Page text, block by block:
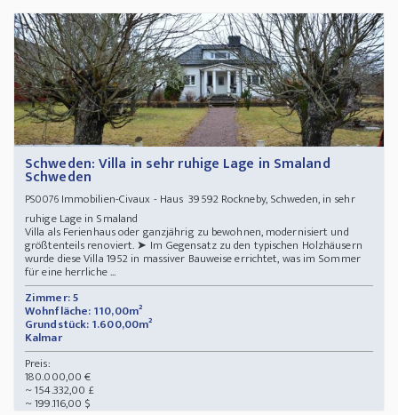
Schweden: Villa in sehr ruhige Lage in Smaland
Schweden
PS0076Immobilien-Civaux - Haus 39592 Rockneby, Schweden, in sehr
ruhige Lage in Smaland
Villa als Ferienhaus oder ganzjährig zu bewohnen, modernisiert und
größtenteils renoviert. ➤ Im Gegensatz zu den typischen Holzhäusern
wurde diese Villa 1952 in massiver Bauweise errichtet, was im Sommer
für eine herrliche ...
Zimmer: 5
Wohnfläche: 110,00m²
Grundstück: 1.600,00m²
Kalmar
Preis:
180.000,00 €
~ 154.332,00 £
~ 199.116,00 $